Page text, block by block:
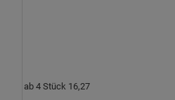
ab 4 Stück 16,27